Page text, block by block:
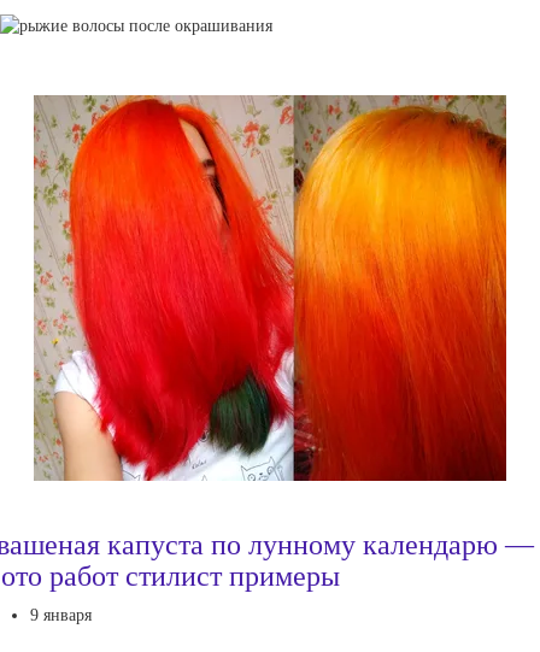
капуста по лунному календарю —
работ стилист примеры
9 января